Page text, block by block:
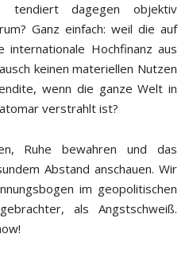
tendiert dagegen objektiv
Ganz einfach: weil die auf
internationale Hochfinanz aus
keinen materiellen Nutzen
wenn die ganze Welt in
verstrahlt ist?
Ruhe bewahren und das
Abstand anschauen. Wir
im geopolitischen
als Angstschweiß.